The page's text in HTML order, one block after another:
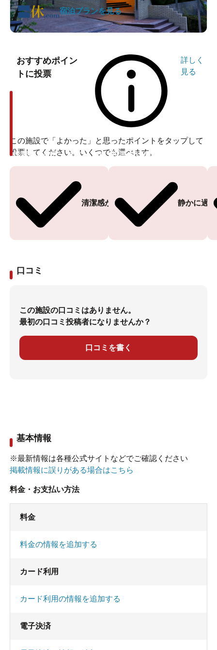
宿泊プランを見る
おすすめポイン
トに投票
詳しく
見る
この施設で「よかった」と思ったポイントをタップして
投票してください。いくつでも選べます。
清潔感がある
投票ありがとうございます
静かに過
投票ありがとうございます
口コミ
この施設の口コミはありません。
最初の口コミ投稿者になりませんか？
口コミを書く
基本情報
※最新情報は各種公式サイトなどでご確認ください
掲載情報に誤りがある場合はこちら
料金・お支払い方法
料金
料金の情報を追加する
カード利用
カード利用の情報を追加する
電子決済